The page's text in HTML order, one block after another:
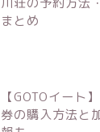
まとめ
【GOTOイート
券の購入方法と